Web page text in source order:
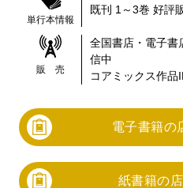
単行本情報
既刊 1～3巻 好評
販 売
全国書店・電子書
信中
コアミックス作品
電子書籍の
紙書籍の